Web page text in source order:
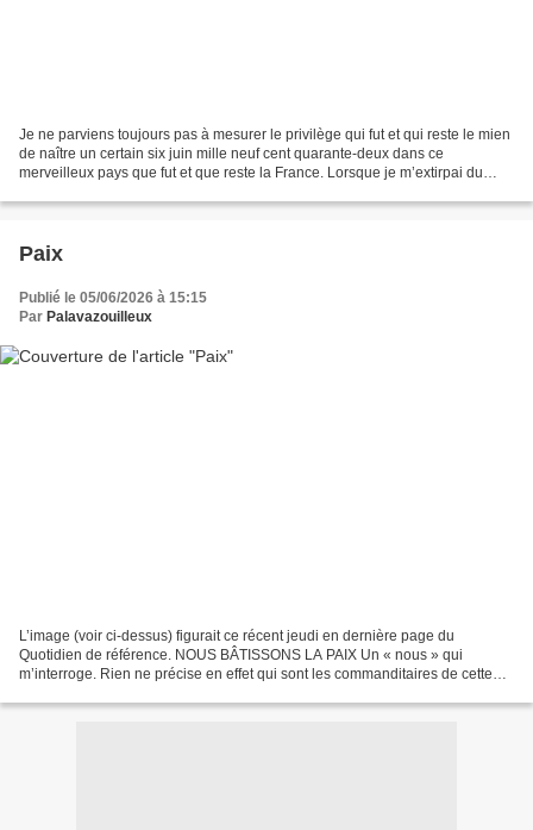
Je ne parviens toujours pas à mesurer le privilège qui fut et qui reste le mien
de naître un certain six juin mille neuf cent quarante-deux dans ce
merveilleux pays que fut et que reste la France. Lorsque je m’extirpai du
Paix
Publié le 05/06/2026 à 15:15
Par Palavazouilleux
L’image (voir ci-dessus) figurait ce récent jeudi en dernière page du
Quotidien de référence. NOUS BÂTISSONS LA PAIX Un « nous » qui
m’interroge. Rien ne précise en effet qui sont les commanditaires de cette